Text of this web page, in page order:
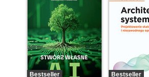
Bestseller
Bestseller